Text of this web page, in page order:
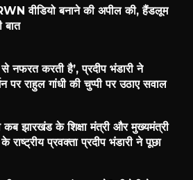
वीडियो बनाने की अपील की, हैंडलूम
बात
से नफरत करती है’, प्रदीप भंडारी ने
पर राहुल गांधी की चुप्पी पर उठाए सवाल
कब झारखंड के शिक्षा मंत्री और मुख्यमंत्री
राष्ट्रीय प्रवक्ता प्रदीप भंडारी ने पूछा